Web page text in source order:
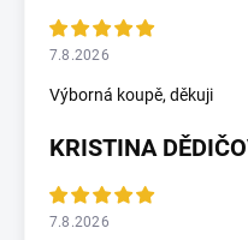
7.8.2026
Výborná koupě, děkuji
KRISTINA
7.8.2026